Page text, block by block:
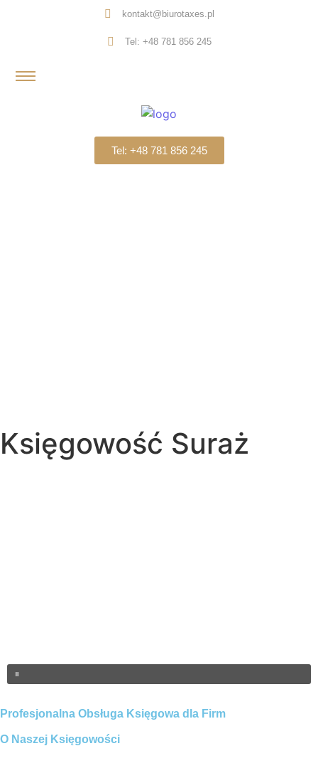
kontakt@biurotaxes.pl
Tel: +48 781 856 245
Tel: +48 781 856 245
Księgowość Suraż
Profesjonalna Obsługa Księgowa dla Firm
O Naszej Księgowości